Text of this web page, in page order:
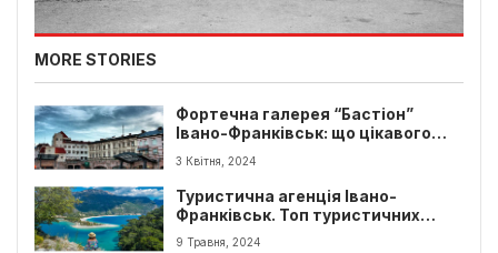
MORE STORIES
Фортечна галерея “Бастіон”
Івано-Франківськ: що цікавого
для туриста?
3 Квітня, 2024
Туристична агенція Івано-
Франківськ. Топ туристичних
фірм міста
9 Травня, 2024